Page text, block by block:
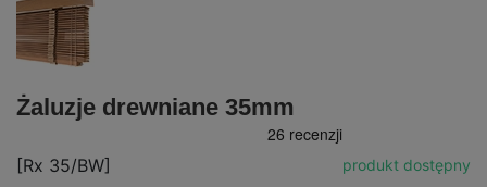
Żaluzje drewniane 35mm
[Rx 35/BW] produkt dostępny